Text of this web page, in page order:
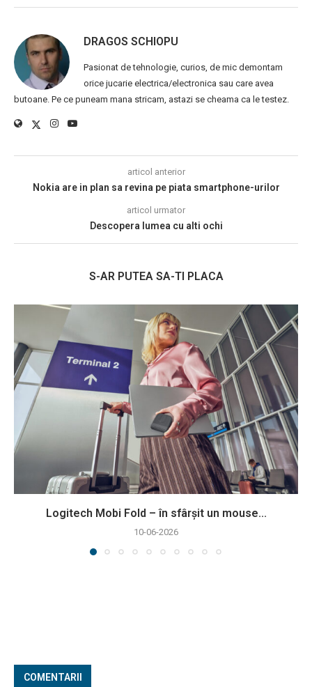
DRAGOS SCHIOPU
Pasionat de tehnologie, curios, de mic demontam
orice jucarie electrica/electronica sau care avea
butoane. Pe ce puneam mana stricam, astazi se cheama ca le testez.
articol anterior
Nokia are in plan sa revina pe piata smartphone-urilor
articol urmator
Descopera lumea cu alti ochi
S-AR PUTEA SA-TI PLACA
Logitech Mobi Fold – în sfârșit un mouse...
10-06-2026
COMENTARII